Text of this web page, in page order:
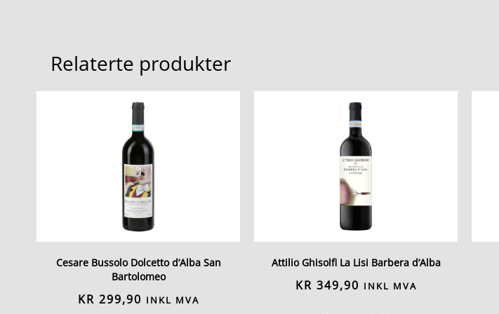
Relaterte produkter
Cesare Bussolo Dolcetto d’Alba San
Bartolomeo
KR 299,90 INKL MVA
Attilio Ghisolfi La Lisi Barbera d’Alba
KR 349,90 INKL MVA